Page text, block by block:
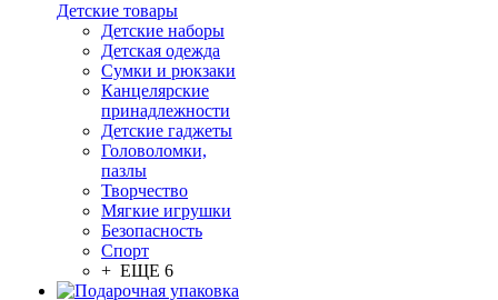
Детские товары
Детские наборы
Детская одежда
Сумки и рюкзаки
Канцелярские
принадлежности
Детские гаджеты
Головоломки,
пазлы
Творчество
Мягкие игрушки
Безопасность
Спорт
+ ЕЩЕ 6